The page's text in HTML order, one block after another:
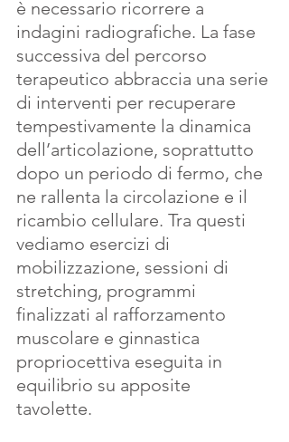
è necessario ricorrere a
indagini radiografiche. La fase
successiva del percorso
terapeutico abbraccia una serie
di interventi per recuperare
tempestivamente la dinamica
dell’articolazione, soprattutto
dopo un periodo di fermo, che
ne rallenta la circolazione e il
ricambio cellulare. Tra questi
vediamo esercizi di
mobilizzazione, sessioni di
stretching, programmi
finalizzati al rafforzamento
muscolare e ginnastica
propriocettiva eseguita in
equilibrio su apposite
tavolette.